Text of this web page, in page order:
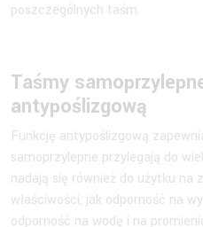
poszczególnych taśm.
Taśmy
antypoślizgową
Funkcję antypoślizgową
samoprzylepne przylegają do
nadają się również do użytku
właściwości, jak odporność na
odporność na wodę i na